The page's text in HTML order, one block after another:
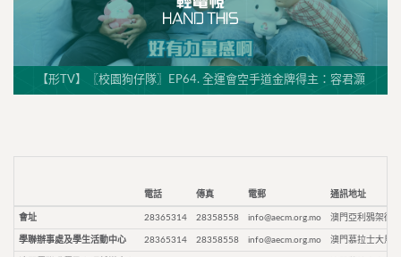
【形TV】〖校園狗仔隊〗EP64. 全運會空手道金牌得主：容君灝
電話 傳真 電郵 通訊地址
會址 28365314 28358558 info@aecm.org.mo 澳門亞利鴉架街9
學聯辦事處及學生活動中心 28365314 28358558 info@aecm.org.mo 澳門慕拉士大馬